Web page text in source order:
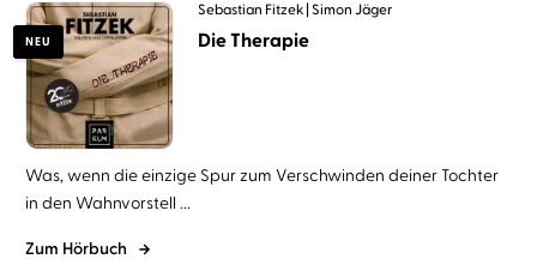
NEU
Sebastian Fitzek Simon Jäger
Die Therapie
Was, wenn die einzige Spur zum Verschwinden deiner Tochter
in den Wahnvorstell ...
Zum Hörbuch